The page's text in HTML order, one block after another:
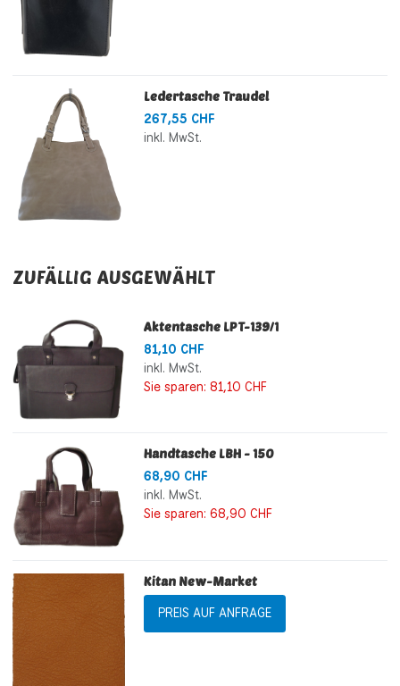
Ledertasche Traudel
267,55 CHF
inkl. MwSt.
ZUFÄLLIG AUSGEWÄHLT
Aktentasche LPT-139/1
81,10 CHF
inkl. MwSt.
Sie sparen: 81,10 CHF
Handtasche LBH - 150
68,90 CHF
inkl. MwSt.
Sie sparen: 68,90 CHF
Kitan New-Market
PREIS AUF ANFRAGE